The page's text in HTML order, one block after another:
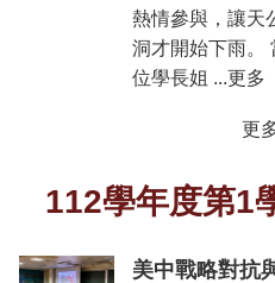
熱情參與，讓天
洞才開始下雨。
位學長姐 ...更多
更
112學年度第1
美中戰略對抗